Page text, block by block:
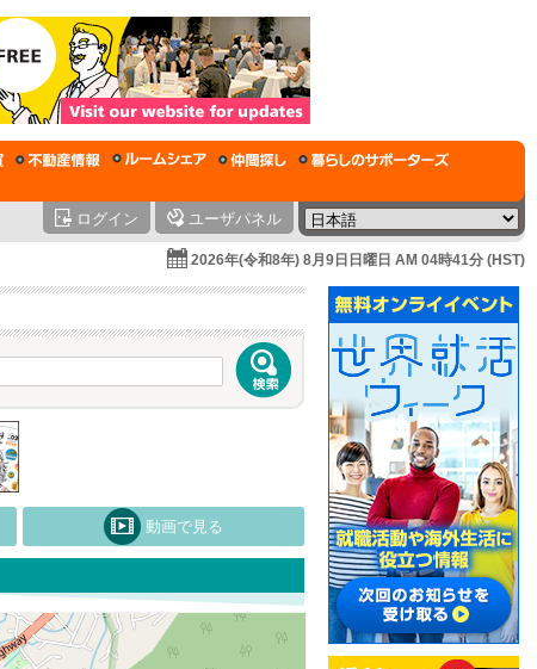
ログイン ユーザパネル
2026年(令和8年) 8月9日日曜日 AM 04時41分 (HST)
動画で見る